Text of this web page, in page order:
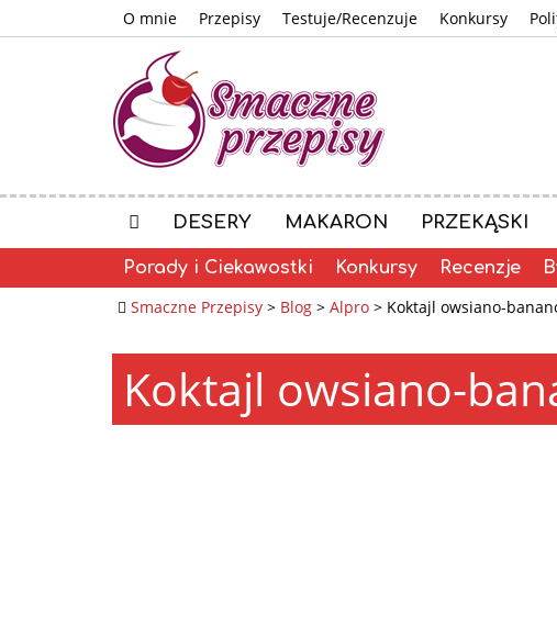
O mnie Przepisy Testuje/Recenzuje Konkursy
DESERY MAKARON PRZEKĄSKI
Porady i Ciekawostki Konkursy Recenzje
Smaczne Przepisy > Blog > Alpro > Koktajl owsiano-
Koktajl owsiano-